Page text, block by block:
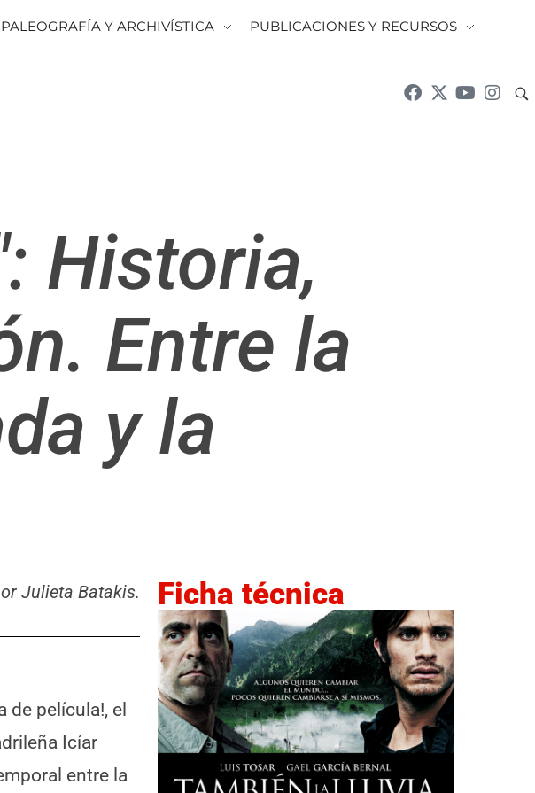
PALEOGRAFÍA Y ARCHIVÍSTICA PUBLICACIONES Y RECURSOS
Historia,
Entre la
y la
Julieta Batakis.
de película!, el
Icíar
entre la
Ficha técnica